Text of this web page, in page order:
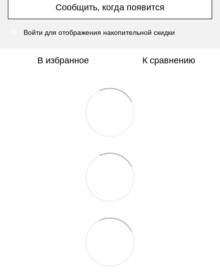
Сообщить, когда появится
Войти для отображения накопительной скидки
В избранное К сравнению